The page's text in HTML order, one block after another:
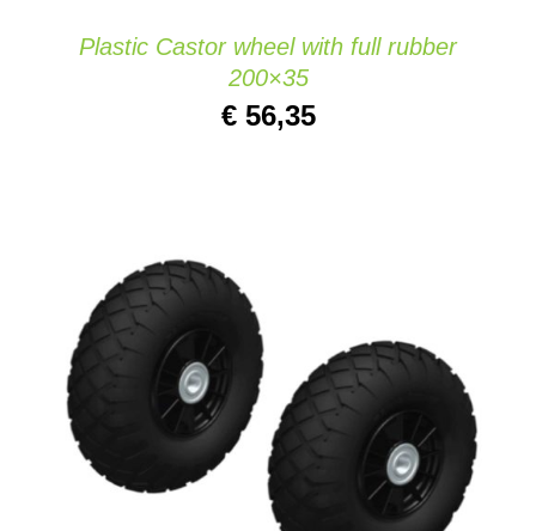
Plastic Castor wheel with full rubber
200×35
€56,35
AJOUTER AU PANIER
DETAILS